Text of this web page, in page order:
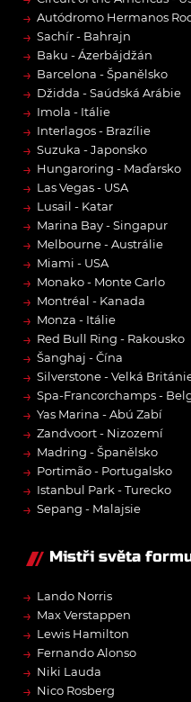
→ Autódromo Hermanos
→ Sachír - Bahrajn
→ Baku - Ázerbájdžán
→ Barcelona - Španělsko
→ Džidda - Saúdská Arábie
→ Imola - Itálie
→ Interlagos - Brazílie
→ Suzuka - Japonsko
→ Hungaroring - Maďarsko
→ Las Vegas - USA
→ Lusail - Katar
→ Marina Bay - Singapur
→ Melbourne - Austrálie
→ Miami - USA
→ Monako - Monte Carlo
→ Montréal - Kanada
→ Monza - Itálie
→ Red Bull Ring - Rakousko
→ Šanghaj - Čína
→ Silverstone - Velká
→ Spa-Francorchamps -
→ Yas Marina - Abú Zabí
→ Zandvoort - Nizozemí
→ Madring - Španělsko
→ Portimão - Portugalsko
→ Istanbul Park - Turecko
→ Sepang - Malajsie
Mistři světa
→ Lando Norris
→ Max Verstappen
→ Lewis Hamilton
→ Fernando Alonso
→ Niki Lauda
→ Nico Rosberg